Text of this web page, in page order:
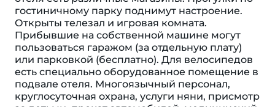
гостиничному парку поднимут настроение.
Открыты телезал и игровая комната.
Прибывшие на собственной машине могут
пользоваться гаражом (за отдельную плату)
или парковкой (бесплатно). Для велосипедов
есть специально оборудованное помещение в
подвале отеля. Многоязычный персонал,
круглосуточная охрана, услуги няни, присмотр